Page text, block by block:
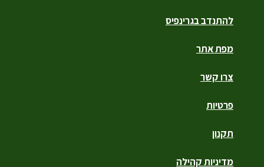
להתנדב בגרינפיס
מפת אתר
צרו קשר
פרטיות
תקנון
מדיניות קהילה